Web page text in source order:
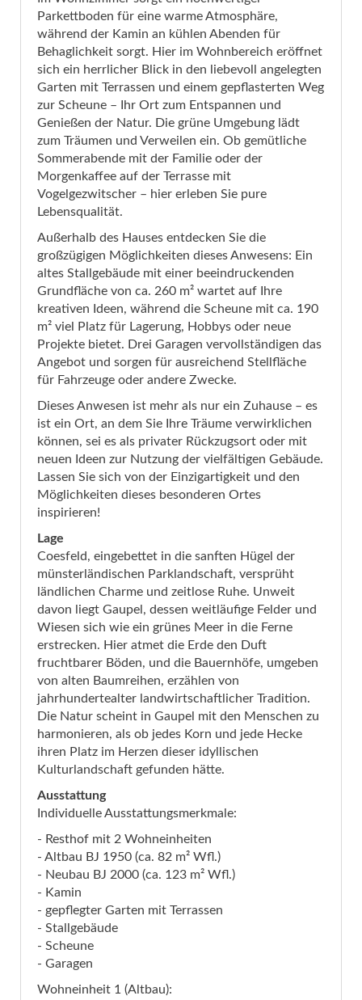
Parkettboden für eine warme Atmosphäre,
während der Kamin an kühlen Abenden für
Behaglichkeit sorgt. Hier im Wohnbereich eröffnet
sich ein herrlicher Blick in den liebevoll angelegten
Garten mit Terrassen und einem gepflasterten Weg
zur Scheune – Ihr Ort zum Entspannen und
Genießen der Natur. Die grüne Umgebung lädt
zum Träumen und Verweilen ein. Ob gemütliche
Sommerabende mit der Familie oder der
Morgenkaffee auf der Terrasse mit
Vogelgezwitscher – hier erleben Sie pure
Lebensqualität.
Außerhalb des Hauses entdecken Sie die
großzügigen Möglichkeiten dieses Anwesens: Ein
altes Stallgebäude mit einer beeindruckenden
Grundfläche von ca. 260 m² wartet auf Ihre
kreativen Ideen, während die Scheune mit ca. 190
m² viel Platz für Lagerung, Hobbys oder neue
Projekte bietet. Drei Garagen vervollständigen das
Angebot und sorgen für ausreichend Stellfläche
für Fahrzeuge oder andere Zwecke.
Dieses Anwesen ist mehr als nur ein Zuhause – es
ist ein Ort, an dem Sie Ihre Träume verwirklichen
können, sei es als privater Rückzugsort oder mit
neuen Ideen zur Nutzung der vielfältigen Gebäude.
Lassen Sie sich von der Einzigartigkeit und den
Möglichkeiten dieses besonderen Ortes
inspirieren!
Lage
Coesfeld, eingebettet in die sanften Hügel der
münsterländischen Parklandschaft, versprüht
ländlichen Charme und zeitlose Ruhe. Unweit
davon liegt Gaupel, dessen weitläufige Felder und
Wiesen sich wie ein grünes Meer in die Ferne
erstrecken. Hier atmet die Erde den Duft
fruchtbarer Böden, und die Bauernhöfe, umgeben
von alten Baumreihen, erzählen von
jahrhundertealter landwirtschaftlicher Tradition.
Die Natur scheint in Gaupel mit den Menschen zu
harmonieren, als ob jedes Korn und jede Hecke
ihren Platz im Herzen dieser idyllischen
Kulturlandschaft gefunden hätte.
Ausstattung
Individuelle Ausstattungsmerkmale:
- Resthof mit 2 Wohneinheiten
- Altbau BJ 1950 (ca. 82 m² Wfl.)
- Neubau BJ 2000 (ca. 123 m² Wfl.)
- Kamin
- gepflegter Garten mit Terrassen
- Stallgebäude
- Scheune
- Garagen
Wohneinheit 1 (Altbau):